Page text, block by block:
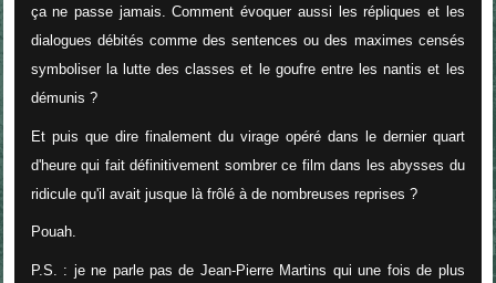
ça ne passe jamais. Comment évoquer aussi les répliques et les
dialogues débités comme des sentences ou des maximes censés
symboliser la lutte des classes et le goufre entre les nantis et les
démunis ?
Et puis que dire finalement du virage opéré dans le dernier quart
d'heure qui fait définitivement sombrer ce film dans les abysses du
ridicule qu'il avait jusque là frôlé à de nombreuses reprises ?
Pouah.
P.S. : je ne parle pas de Jean-Pierre Martins qui une fois de plus